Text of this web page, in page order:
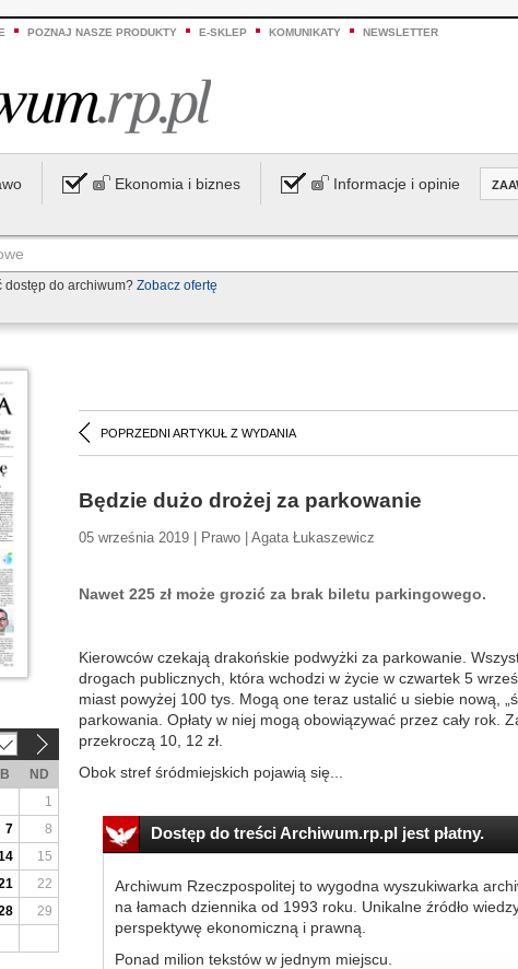
POZNAJ NASZE PRODUKTY E-SKLEP KOMUNIKATY NEWSLETTER
Ekonomia i biznes Informacje i opinie
dostęp do archiwum? Zobacz ofertę
POPRZEDNI ARTYKUŁ Z WYDANIA
Będzie dużo drożej za parkowanie
05 września 2019 | Prawo | Agata Łukaszewicz
Nawet 225 zł może grozić za brak biletu parkingowego.
Kierowców czekają drakońskie podwyżki za parkowanie.
drogach publicznych, która wchodzi w życie w czwartek 5
miast powyżej 100 tys. Mogą one teraz ustalić u siebie nową,
parkowania. Opłaty w niej mogą obowiązywać przez cały rok.
przekroczą 10, 12 zł.
Obok stref śródmiejskich pojawią się...
Dostęp do treści Archiwum.rp.pl jest płatny.
Archiwum Rzeczpospolitej to wygodna wyszukiwarka
na łamach dziennika od 1993 roku. Unikalne źródło
perspektywę ekonomiczną i prawną.
Ponad milion tekstów w jednym miejscu.
ND
1
7
8
15
22
29